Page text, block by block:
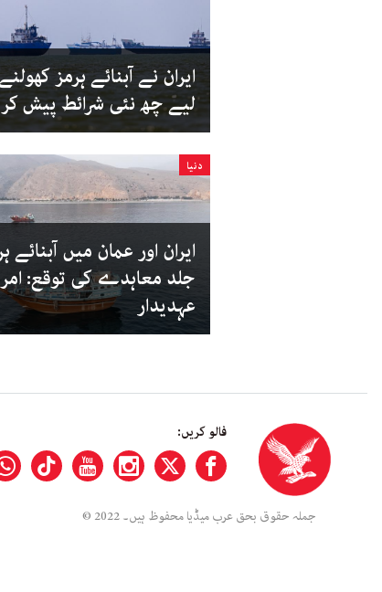
ایران نے آبنائے ہرمز
لیے چھ نئی شرائط پیش
دنیا
ایران اور عمان میں آبنائے
جلد معاہدے کی توقع:
عہدیدار
فالو کریں:
جملہ حقوق بحق عرب میڈیا محفوظ ہیں۔ 2022 ©